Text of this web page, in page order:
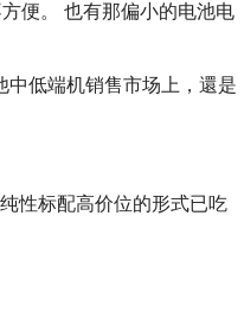
便。 也有那偏小的电池电
中低端机销售市场上，還是